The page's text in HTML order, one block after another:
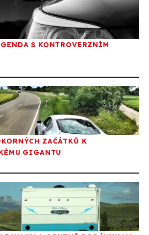
S KONTROVERZNÍM
ZAČÁTKŮ K
GIGANTU